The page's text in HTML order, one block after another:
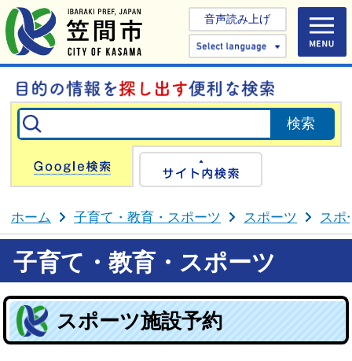
音声読み上げ
Select
Google検索
ホーム 子育て・教育・スポーツ スポーツ スポ
子育て・教育・スポーツ
スポーツ施設予約